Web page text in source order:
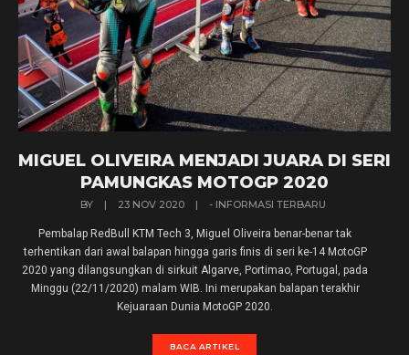
MIGUEL OLIVEIRA MENJADI JUARA DI SERI
PAMUNGKAS MOTOGP 2020
BY | 23 NOV 2020 | - INFORMASI TERBARU
Pembalap RedBull KTM Tech 3, Miguel Oliveira benar-benar tak
terhentikan dari awal balapan hingga garis finis di seri ke-14 MotoGP
2020 yang dilangsungkan di sirkuit Algarve, Portimao, Portugal, pada
Minggu (22/11/2020) malam WIB. Ini merupakan balapan terakhir
Kejuaraan Dunia MotoGP 2020.
BACA ARTIKEL